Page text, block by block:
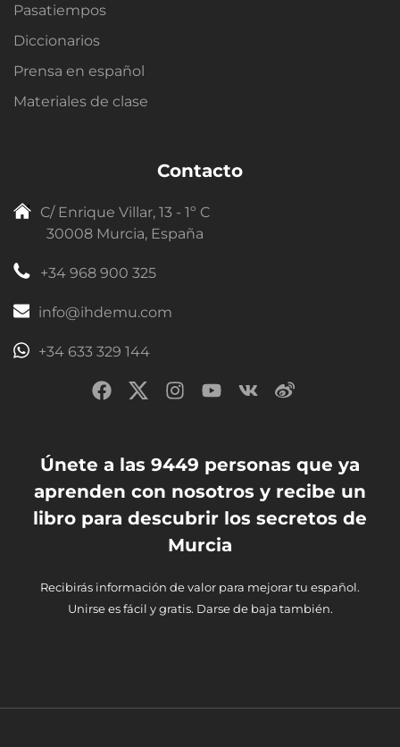
Pasatiempos
Diccionarios
Prensa en español
Materiales de clase
Contacto
C/ Enrique Villar, 13 - 1º C
30008 Murcia, España
+34 968 900 325
info@ihdemu.com
+34 633 329 144
Únete a las 9449 personas que ya
aprenden con nosotros y recibe un
libro para descubrir los secretos de
Murcia
Recibirás información de valor para mejorar tu español.
Unirse es fácil y gratis. Darse de baja también.